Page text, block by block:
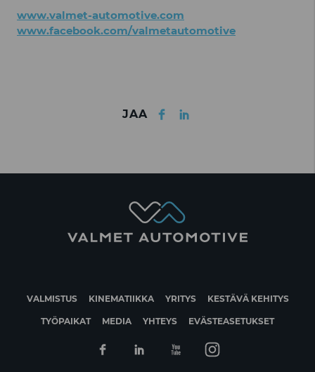
www.valmet-automotive.com
www.facebook.com/valmetautomotive
JAA
VALMISTUS KINEMATIIKKA YRITYS KESTÄVÄ KEHITYS
TYÖPAIKAT MEDIA YHTEYS EVÄSTEASETUKSET
FacebookLinkedinYoutube